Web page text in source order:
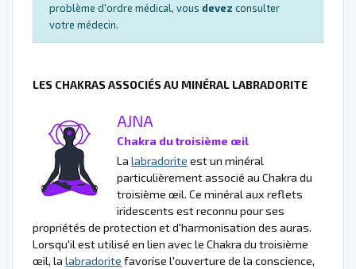
problème d'ordre médical, vous devez consulter
votre médecin.
LES CHAKRAS ASSOCIÉS AU MINÉRAL LABRADORITE
AJNA
Chakra du troisième œil
La labradorite est un minéral
particulièrement associé au Chakra du
troisième œil. Ce minéral aux reflets
iridescents est reconnu pour ses
propriétés de protection et d'harmonisation des auras.
Lorsqu'il est utilisé en lien avec le Chakra du troisième
œil, la labradorite favorise l'ouverture de la conscience,